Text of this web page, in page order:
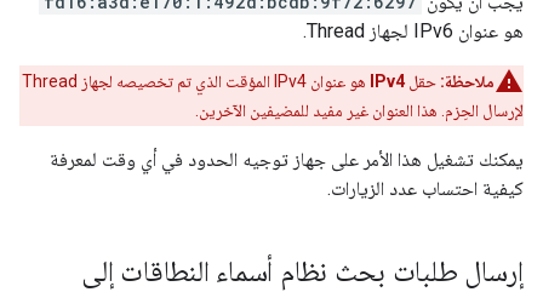
هو عنوان IPv6 لجهاز Thread.
ملاحظة: حقل IPv4
هو عنوان IPv4 المؤقت الذي تم تخصيصه لجهاز Thread
لإرسال الحِزم. هذا العنوان غير مفيد للمضيفين الآخرين.
يمكنك تشغيل هذا الأمر على جهاز توجيه الحدود في أي وقت لمعرفة
كيفية احتساب عدد الزيارات.
إرسال طلبات بحث نظام أسماء النطاقات إلى